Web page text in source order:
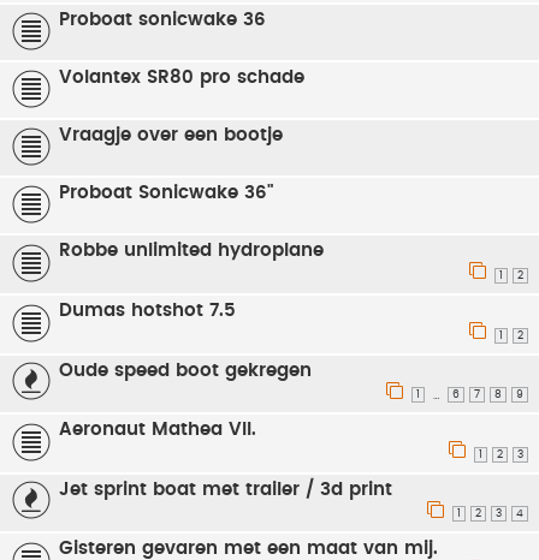
Proboat sonicwake 36
Volantex SR80 pro schade
Vraagje over een bootje
Proboat Sonicwake 36"
Robbe unlimited hydroplane
2
Dumas hotshot 7.5
1 2
Oude speed boot gekregen
… 6 7 8 9
Aeronaut Mathea VII.
1 2 3
Jet sprint boat met trailer / 3d print
2 3 4
Gisteren gevaren met een maat van mij.